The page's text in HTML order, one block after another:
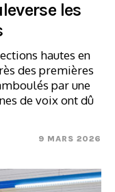
les
hautes en
des premières
par une
de voix ont dû
9 MARS 2026